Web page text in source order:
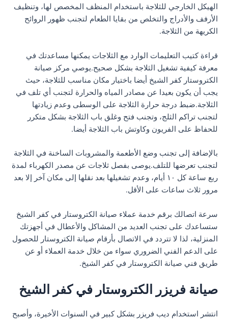
الهيكل الخارجي للثلاجة باستخدام المنظف المخصص لها، وتنظيف
الأرفف والأدراج والتخلص من بقايا الطعام لتجنب ظهور الروائح
الكريهة من الثلاجة.
قراءة كتيب التعليمات الوارد مع الثلاجات يمكنها مساعدتك في
معرفة كيفية تشغيل الثلاجة بشكل صحيح.يوصي مركز صيانة
الكتروستار كفر الشيخ أيضا باختيار مكان مناسب للثلاجة، حيث
يجب أن يكون بعيدا عن مصادر المياه والحرارة لتجنب أي تلف في
الثلاجة.ضبط درجة حرارة الثلاجة على الوسطى وعدم زيادتها
لتجنب تراكم الثلج، وتجنب فتح وغلق باب الثلاجة بشكل متكرر
للحفاظ على الفريون وكاوتش باب الثلاجة أيضا.
بالإضافة إلى تجنب وضع الأطعمة والمشروبات الساخنة في الثلاجة
لتجنب تعرضها للتلف.يوصى بفصل ثلاجات عن مصدر الكهرباء لمدة
ربع ساعة كل ١٠ أيام، وعدم تشغيلها بعد نقلها إلى مكان آخر إلا بعد
مرور ثلاث ساعات على الأقل.
سرعة اتصالك برقم خدمة عملاء صيانة الكتروستار في كفر الشيخ
ستساعدك على تجنب العديد من المشاكل والأعطال في أجهزتك
المنزلية، لذا لا تتردد في الاتصال بأرقام صيانة الكتروستار للحصول
على الدعم الفني الضروري سواء من خلال خدمة العملاء أو عن
طريق فني صيانة الكتروستار في كفر الشيخ.
صيانة فريزر الكتروستار في كفر الشيخ
انتشر استخدام ديب فريزر بشكل كبير في السنوات الأخيرة، وأصبح